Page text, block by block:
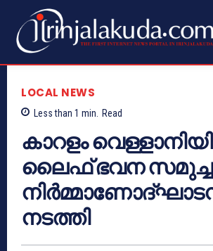
LOCAL NEWS
Less than 1 min. Read
കാറളം
ലൈഫ് ഭവന
നടത്തി